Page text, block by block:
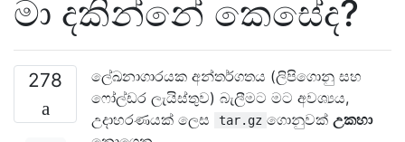
මා දකින්නේ කෙසේද?
278
ලේඛනාගාරයක අන්තර්ගතය (ලිපිගොනු සහ
ෆෝල්ඩර ලැයිස්තුව) බැලීමට මට අවශ්‍යය,
උදාහරණයක් ලෙස
tar.gz ගොනුවක් උකහා